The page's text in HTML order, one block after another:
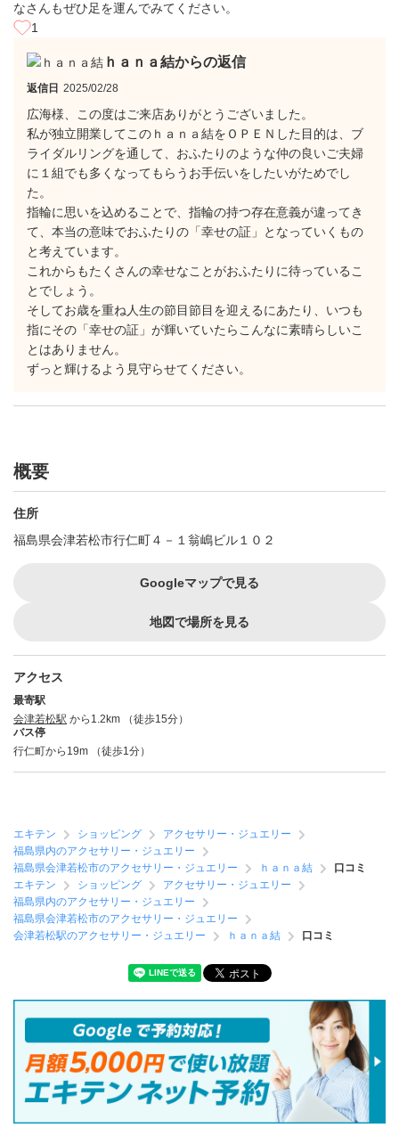
なさんもぜひ足を運んでみてください。
1
ｈａｎａ結からの返信
返信日 2025/02/28
広海様、この度はご来店ありがとうございました。
私が独立開業してこのｈａｎａ結をＯＰＥＮした目的は、ブ
ライダルリングを通して、おふたりのような仲の良いご夫婦
に１組でも多くなってもらうお手伝いをしたいがためでし
た。
指輪に思いを込めることで、指輪の持つ存在意義が違ってき
て、本当の意味でおふたりの「幸せの証」となっていくもの
と考えています。
これからもたくさんの幸せなことがおふたりに待っているこ
とでしょう。
そしてお歳を重ね人生の節目節目を迎えるにあたり、いつも
指にその「幸せの証」が輝いていたらこんなに素晴らしいこ
とはありません。
ずっと輝けるよう見守らせてください。
概要
住所
福島県会津若松市行仁町４－１翁嶋ビル１０２
Googleマップで見る
地図で場所を見る
アクセス
最寄駅
会津若松駅 から1.2km （徒歩15分）
バス停
行仁町から19m （徒歩1分）
エキテン ショッピング
アクセサリー・ジュエリー
福島県内のアクセサリー・ジュエリー
福島県会津若松市のアクセサリー・ジュエリー
ｈａｎａ結
口コミ
エキテン
ショッピング
アクセサリー・ジュエリー
福島県内のアクセサリー・ジュエリー
福島県会津若松市のアクセサリー・ジュエリー
会津若松駅のアクセサリー・ジュエリー
ｈａｎａ結 口コミ